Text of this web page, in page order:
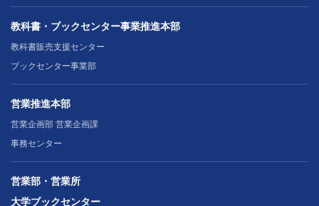
教科書・ブックセンター事業推進本部
教科書販売支援センター
ブックセンター事業部
営業推進本部
営業企画部 営業企画課
事務センター
営業部・営業所
大学ブックセンター